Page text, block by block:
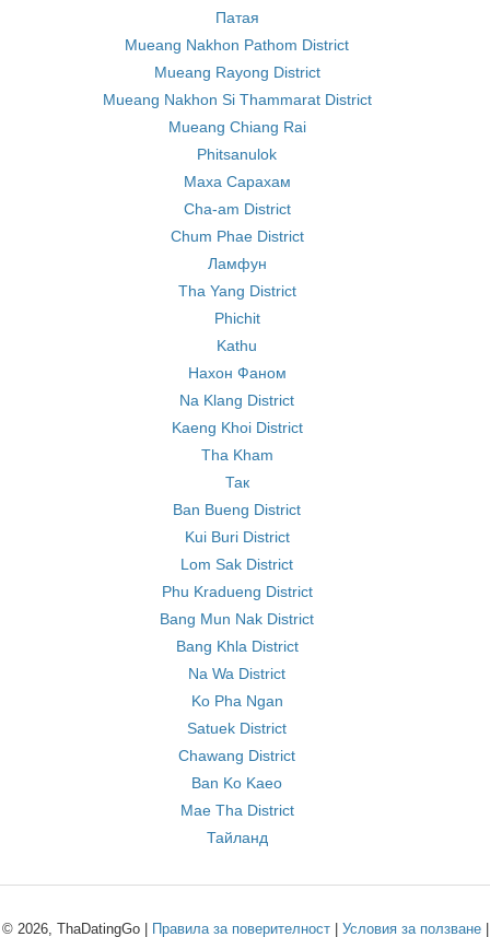
Патая
Mueang Nakhon Pathom District
Mueang Rayong District
Mueang Nakhon Si Thammarat District
Mueang Chiang Rai
Phitsanulok
Маха Сарахам
Cha-am District
Chum Phae District
Ламфун
Tha Yang District
Phichit
Kathu
Нахон Фаном
Na Klang District
Kaeng Khoi District
Tha Kham
Так
Ban Bueng District
Kui Buri District
Lom Sak District
Phu Kradueng District
Bang Mun Nak District
Bang Khla District
Na Wa District
Ko Pha Ngan
Satuek District
Chawang District
Ban Ko Kaeo
Mae Tha District
Тайланд
© 2026, ThaDatingGo | Правила за поверителност| Условия за ползване|